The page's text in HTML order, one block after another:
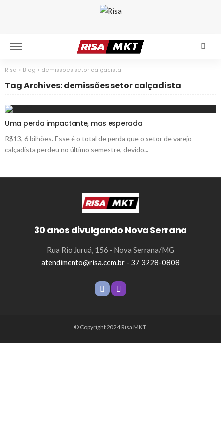
Risa > Blog > demissões setor calçadista
Tag Archives: demissões setor calçadista
Uma perda impactante, mas esperada
R$13, 6 bilhões. Esse é o total de perda que o setor de varejo
calçadista perdeu no último semestre, devido...
30 anos divulgando Nova Serrana
Rua Rio Juruá, 156 - Nova Serrana/MG
atendimento@risa.com.br - 37 3228-0808
© Copyright 2024 Risa MKT